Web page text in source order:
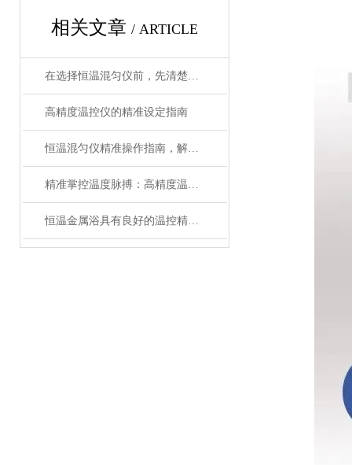
相关文章 / ARTICLE
在选择恒温混匀仪前，先清楚实验的需求
高精度温控仪的精准设定指南
恒温混匀仪精准操作指南，解锁高效实验新体验
精准掌控温度脉搏：高精度温控仪表补偿温度设置全攻略
恒温金属浴具有良好的温控精度和均匀性